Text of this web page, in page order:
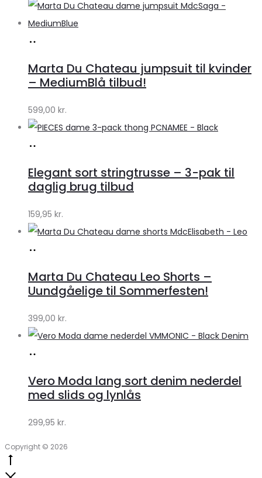
Klædeskabet.dk
Marta Du Chateau jumpsuit til kvinder
– MediumBlå tilbud!
599,00 kr.
Klædeskabet.dk
Elegant sort stringtrusse – 3-pak til
daglig brug tilbud
159,95 kr.
Klædeskabet.dk
Marta Du Chateau Leo Shorts –
Uundgåelige til Sommerfesten!
399,00 kr.
Klædeskabet.dk
Vero Moda lang sort denim nederdel
med slids og lynlås
299,95 kr.
Copyright © 2026